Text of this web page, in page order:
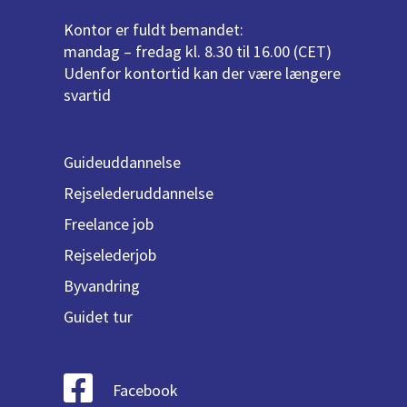
Kontor er fuldt bemandet:
mandag – fredag kl. 8.30 til 16.00 (CET)
Udenfor kontortid kan der være længere
svartid
Guideuddannelse
Rejselederuddannelse
Freelance job
Rejselederjob
Byvandring
Guidet tur
Facebook